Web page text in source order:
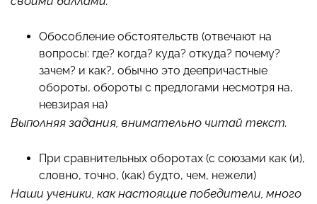
Обособление обстоятельств (отвечают на
вопросы: где? когда? куда? откуда? почему?
зачем? и как?, обычно это деепричастные
обороты, обороты с предлогами несмотря на,
невзирая на)
Выполняя задания, внимательно читай текст.
При сравнительных оборотах (с союзами как (и),
словно, точно, (как) будто, чем, нежели)
Наши ученики, как настоящие победители, много